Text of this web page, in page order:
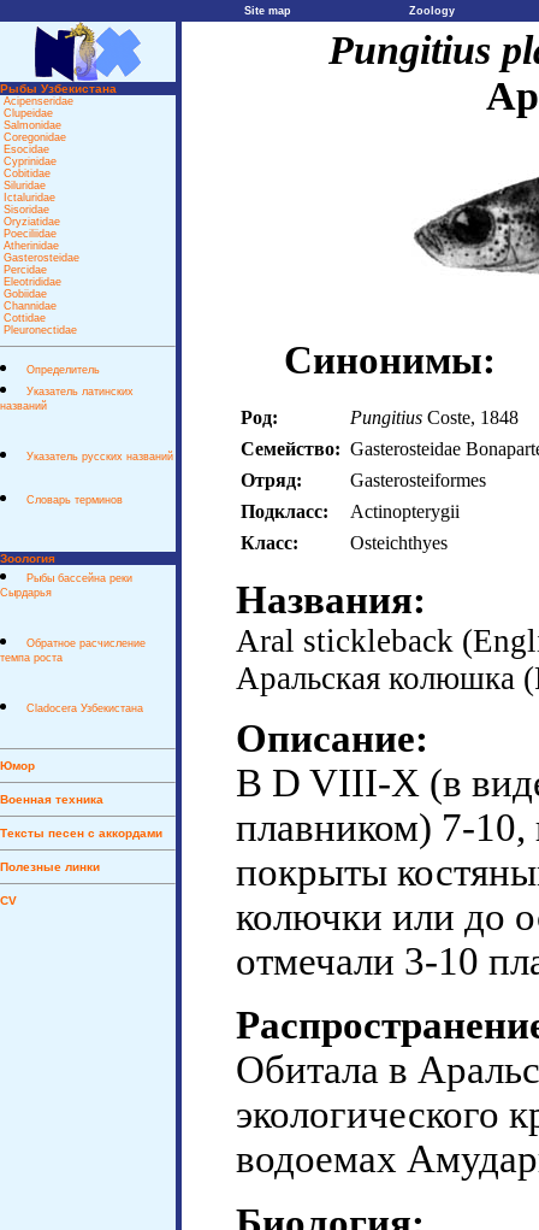
Site map Zoology
Рыбы Узбекистана
Acipenseridae
Clupeidae
Salmonidae
Coregonidae
Esocidae
Cyprinidae
Сobitidae
Siluridae
Ictaluridae
Sisoridae
Oryziatidae
Poeciliidae
Atherinidae
Gasterosteidae
Percidae
Eleotrididae
Gobiidae
Channidae
Cottidae
Pleuronectidae
Определитель
Указатель латинских
названий
Указатель русских названий
Словарь терминов
Зоология
Рыбы бассейна реки
Сырдарья
Обратное расчисление
темпа роста
Cladocera Узбекистана
Юмор
Военная техника
Тексты песен с аккордами
Полезные линки
CV
Pungitius
Синонимы:
Род: Pungitius Coste, 1848
Семейство: Gasterosteidae
Отряд:
Gasterosteiformes
Подкласс:
Actinopterygii
Класс:
Osteichthyes
Названия:
Aral stickleback
Аральская колюшка
Описание:
В D VIII-X (в
плавником) 7-10,
покрыты
колючки или до
отмечали 3-10
Обитала в
экологического
водоемах